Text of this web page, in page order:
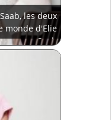
les deux
monde d'Elie
Saab